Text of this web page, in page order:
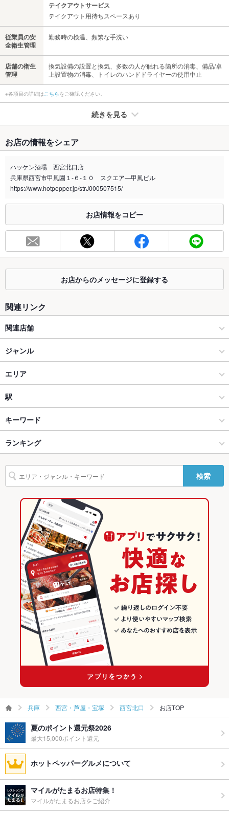
テイクアウトサービス
テイクアウト用待ちスペースあり
従業員の安
全衛生管理
勤務時の検温、頻繁な手洗い
店舗の衛生
管理
換気設備の設置と換気、多数の人が触れる箇所の消毒、備品/卓
上設置物の消毒、トイレのハンドドライヤーの使用中止
※各項目の詳細はこちらをご確認ください。
続きを見る
禁煙・喫煙
全席禁煙
喫煙専用室 なし
合わせください。
お席
45席(クラス会・会社宴会・貸切大歓迎！！)
容人数
個室
なし ：個室席は用意しておりません。テーブル席か掘りごたつ
掘りごたつ
あり ：掘りごたつ席のご希望はお気軽にご相談下さい。各種ご
カウンター
ソファー
貸切
貸切不可 ：店舗の貸切等、詳細はお気軽に店舗までご相談くだ
Wi-Fi なし
バリアフリ
なし ：スタッフ一同全力でサポートさせていただきます。
なし ：近隣のコインパーキングをご利用下さい。
TV・プロジ
ェクタ
あり
その他設備 ※不明点等、お気軽に店舗へご相談下さい
その他
飲み放題 あり ：ドリンク種類豊富にご用意いたしております。
なし ：コースを用意しております。要望があれば可能な限り対
応させていただきます。
焼酎充実、日本酒充実
お子様連れ お子様連れ歓迎 ：お子様連れ大歓迎！
ウェディン
グパーティ
ー二次会
ご予算により相談承ります
お祝い・サ
プライズ対
応
可
備考
各種宴会、飲み会のご要望は当店へお気軽にご相談ください！
出来ることは何でもやります！
お店の情報をシェア
ハッケン酒場 西宮北口店
兵庫県西宮市甲風園１‐６‐１０ スクエア―甲風ビル
https://www.hotpepper.jp/strJ000507515/
お店情報をコピー
お店からのメッセージに登録する
関連リンク
関連店舗
ハッケン酒場
餃子食堂マルケン 西宮北口店
八剣伝 川西畦野店
八剣伝 JR住吉駅前店
ハッケン酒場 阪神深江店
餃子食堂マルケン JR尼崎駅前店
八剣伝 立花駅南店
餃子食堂マルケン JR大久保店
八剣伝 JR土山駅前店
ジャンル
居酒屋
創作
西宮・芦屋・宝塚 × 居酒屋
西宮・芦屋・宝塚 × 創作
西宮北口駅 × 居酒屋
西宮北口駅 × 創作
エリア
西宮北口
西宮北口 × 居酒屋
西宮北口 × 創作
兵庫
兵庫 × 居酒屋
兵庫 × 創作
駅
西宮駅
西宮北口駅
門戸厄神駅
キーワード
からあげ つくね
ランキング
兵庫のグルメランキング
兵庫の居酒屋ランキング
西宮・芦屋・宝塚のグルメランキング
西宮・芦屋・宝塚の居酒屋ランキング
西宮北口のグルメランキング
西宮北口の居酒屋ランキング
検索
兵庫 西宮・芦屋・宝塚 西宮北口 お店TOP
夏のポイント還元祭2026
最大15,000ポイント還元
ホットペッパーグルメについて
マイルがたまるお店特集！
マイルがたまるお店をご紹介